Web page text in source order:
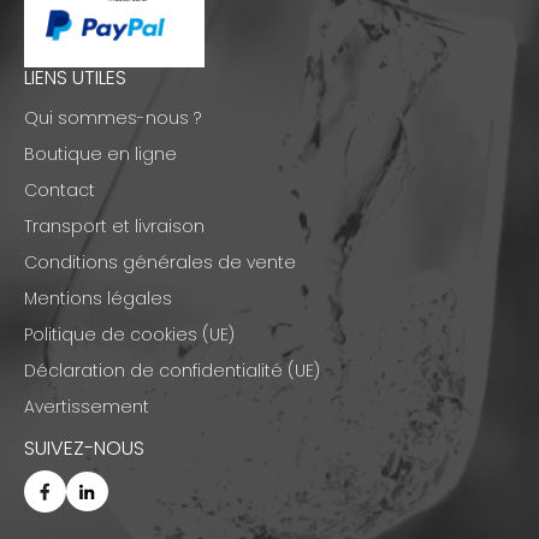
LIENS UTILES
Qui sommes-nous ?
Boutique en ligne
Contact
Transport et livraison
Conditions générales de vente
Mentions légales
Politique de cookies (UE)
Déclaration de confidentialité (UE)
Avertissement
SUIVEZ-NOUS